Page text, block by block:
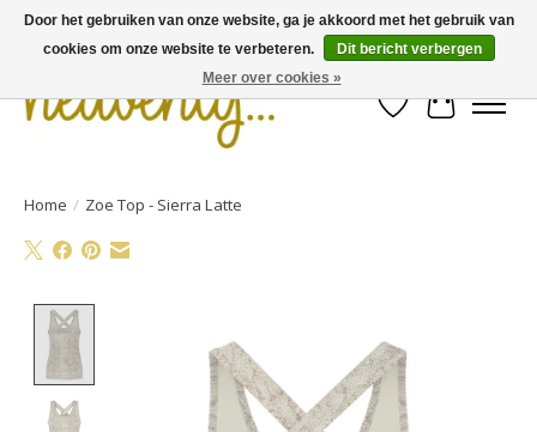
Verlanglijst
Home / Zoe Top - Sierra Latte
Door het gebruiken van onze website, ga je akkoord met het gebruik van
cookies om onze website te verbeteren.
Dit bericht verbergen
Meer over cookies »